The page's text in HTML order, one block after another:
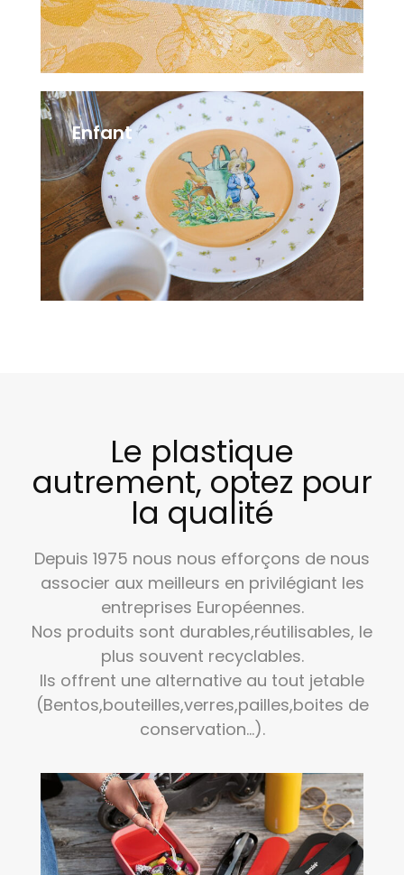
Enfant
179 items
Le plastique
autrement, optez pour
la qualité
Depuis 1975 nous nous efforçons de nous
associer aux meilleurs en privilégiant les
entreprises Européennes.
Nos produits sont durables,réutilisables, le
plus souvent recyclables.
Ils offrent une alternative au tout jetable
(Bentos,bouteilles,verres,pailles,boites de
conservation…).